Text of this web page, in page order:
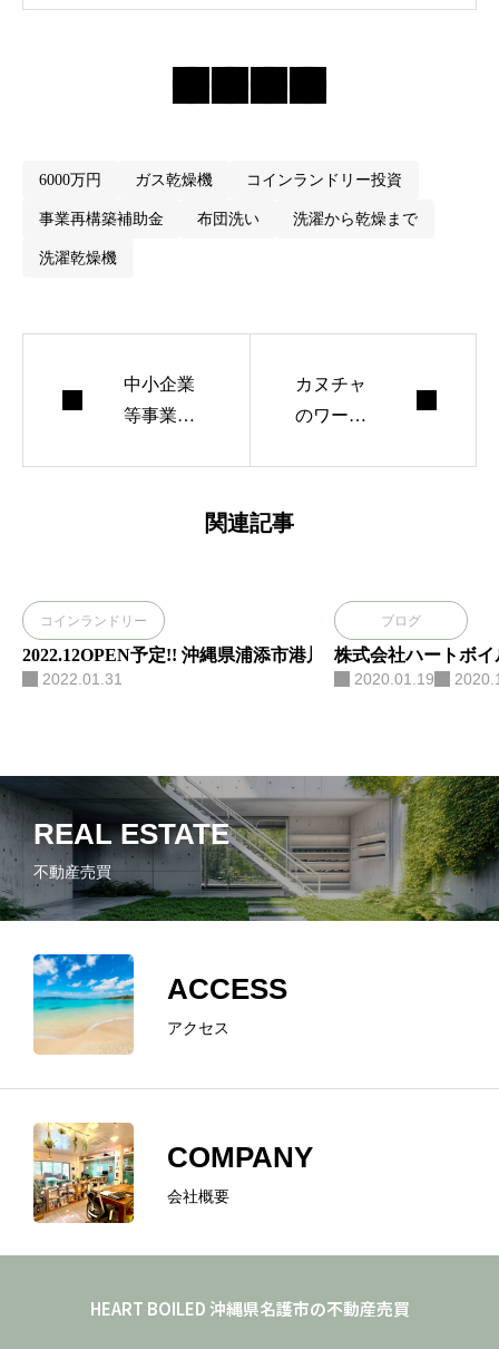
6000万円 ガス乾燥機 コインランドリー投資
事業再構築補助金 布団洗い 洗濯から乾燥まで
洗濯乾燥機
中小企業
等事業再
ー投資
カヌチャ
のワーケ
関連記事
コインランドリー
2022.12OPEN予定!! 沖縄県浦添市港川「HOTEL Ala
2022.01.31
ブログ
株式会社ハートボ
2020.01.19
REAL ESTATE
不動産売買
ACCESS
アクセス
COMPANY
会社概要
HEART BOILED 沖縄県名護市の不動産売買